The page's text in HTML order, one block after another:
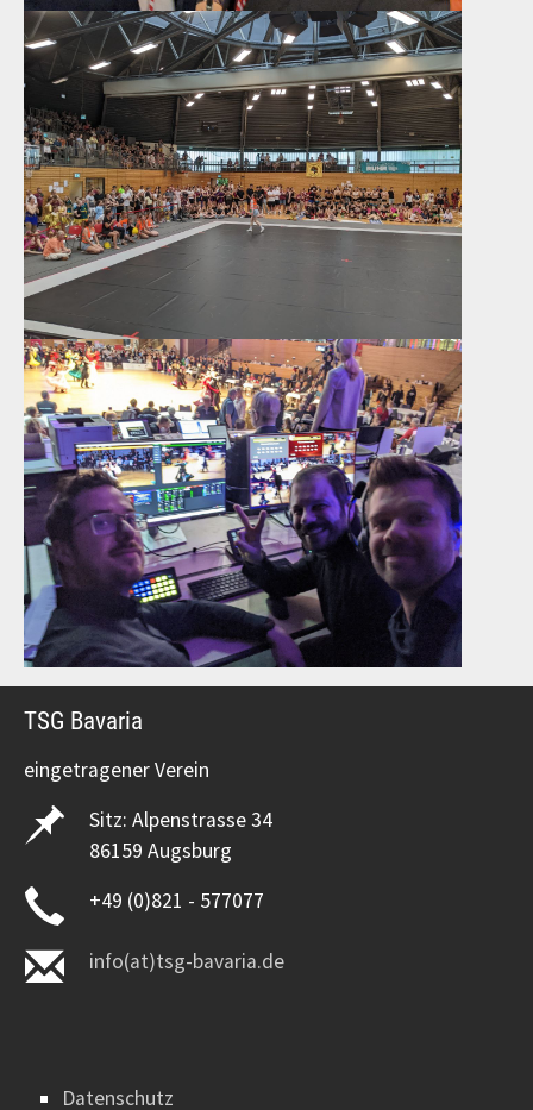
TSG Bavaria
eingetragener Verein
Sitz: Alpenstrasse 34
86159 Augsburg
+49 (0)821 - 577077
info(at)tsg-bavaria.de
Datenschutz